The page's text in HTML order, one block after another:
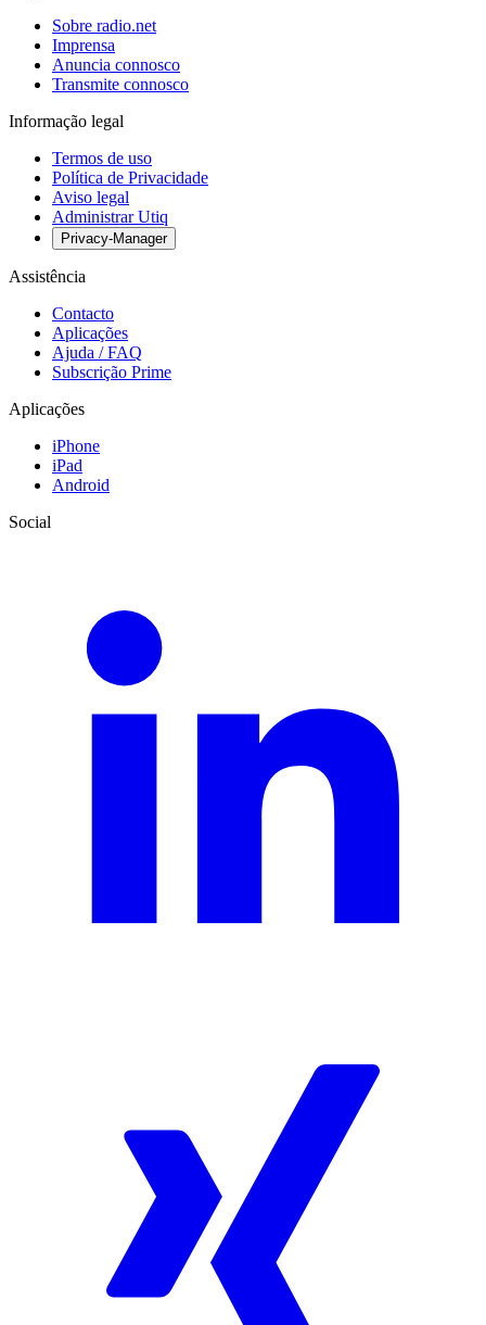
Sobre radio.net
Imprensa
Anuncia connosco
Transmite connosco
Informação legal
Termos de uso
Política de Privacidade
Aviso legal
Administrar Utiq
Privacy-Manager
Assistência
Contacto
Aplicações
Ajuda / FAQ
Subscrição Prime
Aplicações
iPhone
iPad
Android
Social